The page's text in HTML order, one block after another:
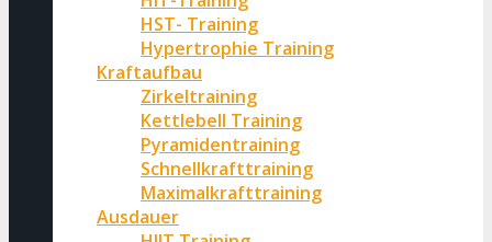
HST- Training
Hypertrophie Training
Kraftaufbau
Zirkeltraining
Kettlebell Training
Pyramidentraining
Schnellkrafttraining
Maximalkrafttraining
Ausdauer